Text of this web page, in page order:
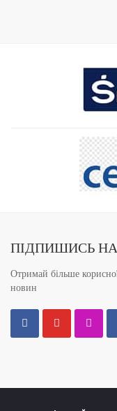
ПІДПИШИСЬ
Отримай більше
новин